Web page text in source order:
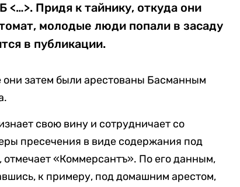
Придя к тайнику, откуда они
молодые люди попали в засаду
в публикации.
они затем были арестованы Басманным
свою вину и сотрудничает со
пресечения в виде содержания под
отмечает «Коммерсантъ». По его данным,
к примеру, под домашним арестом,